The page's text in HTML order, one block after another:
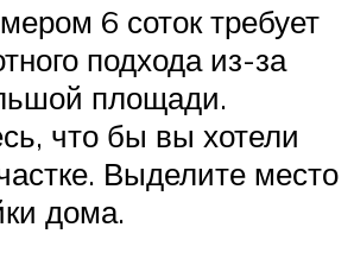
6 соток требует
подхода из-за
площади.
что бы вы хотели
Выделите место
дома.